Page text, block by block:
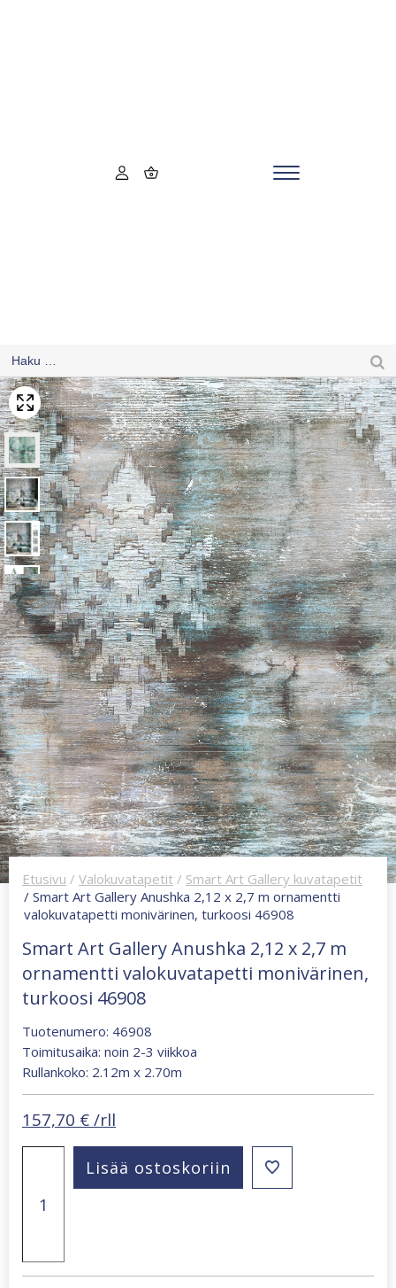
Etusivu / Valokuvatapetit / Smart Art Gallery kuvatapetit
/ Smart Art Gallery Anushka 2,12 x 2,7 m ornamentti
valokuvatapetti monivärinen, turkoosi 46908
Smart Art Gallery Anushka 2,12 x 2,7 m
ornamentti valokuvatapetti monivärinen,
turkoosi 46908
Tuotenumero: 46908
Toimitusaika: noin 2-3 viikkoa
Rullankoko: 2.12m x 2.70m
157,70 € /rll
Anushka
2,7
m
Lisää ostoskoriin